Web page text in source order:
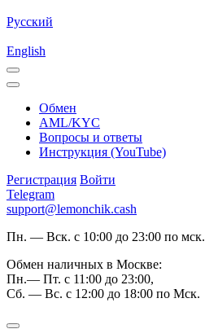
Русский
English
Обмен
AML/KYC
Вопросы и ответы
Инструкция (YouTube)
Регистрация Войти
Telegram
support@lemonchik.cash
Пн. — Вск. с 10:00 до 23:00 по мск.
Обмен наличных в Москве:
Пн.— Пт. с 11:00 до 23:00,
Сб. — Вс. с 12:00 до 18:00 по Мск.